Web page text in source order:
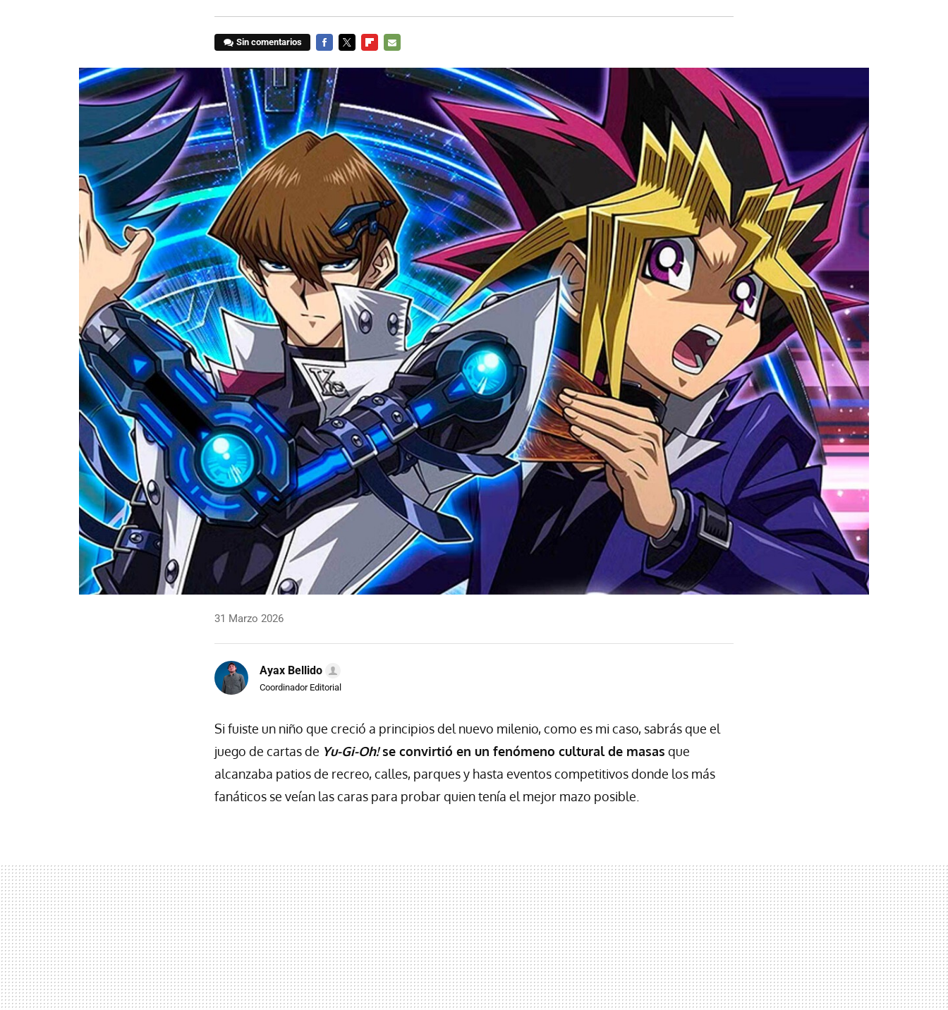
Sin comentarios
MAIL
31 Marzo 2026
Ayax Bellido
Coordinador Editorial
Si fuiste un niño que creció a principios del nuevo milenio, como es mi caso, sabrás que el
juego de cartas de Yu-Gi-Oh!se convirtió en un fenómeno cultural de masas que
alcanzaba patios de recreo, calles, parques y hasta eventos competitivos donde los más
fanáticos se veían las caras para probar quien tenía el mejor mazo posible.